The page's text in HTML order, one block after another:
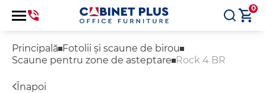
0
Principală Fotolii și scaune de birou
Scaune pentru zone de asteptare Rock 4 BR
Înapoi